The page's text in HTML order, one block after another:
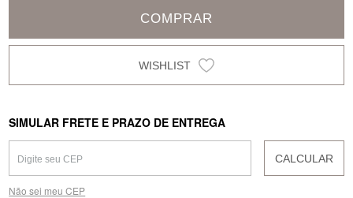
COMPRAR
SIMULAR FRETE E PRAZO DE ENTREGA
CALCULAR
Não sei meu CEP